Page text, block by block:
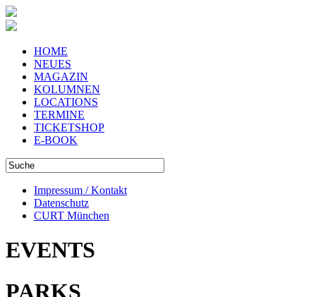
HOME
NEUES
MAGAZIN
KOLUMNEN
LOCATIONS
TERMINE
TICKETSHOP
E-BOOK
Impressum / Kontakt
Datenschutz
CURT München
EVENTS
PARKS